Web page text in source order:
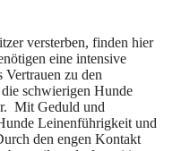
versterben, finden hier
eine intensive
Vertrauen zu den
schwierigen Hunde
Mit Geduld und
Leinenführigkeit und
den engen Kontakt